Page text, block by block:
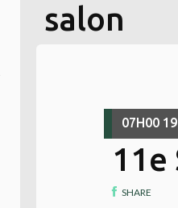
salon
07H00 19
11e
SHARE